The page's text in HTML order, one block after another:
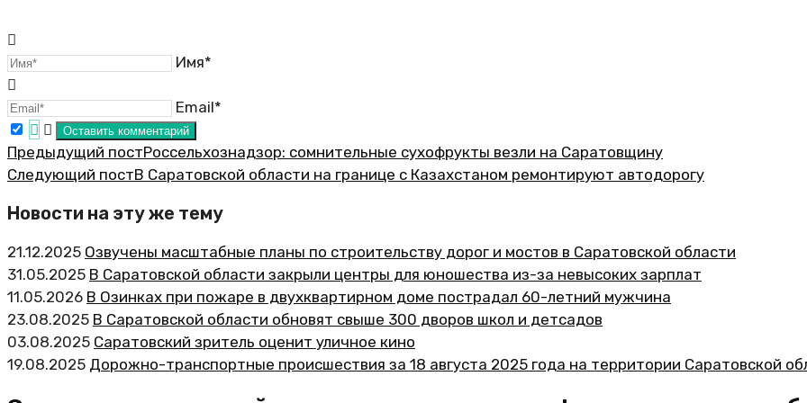
Имя*
Email*
Предыдущий постРоссельхознадзор: сомнительные сухофрукты везли на Саратовщину
Следующий постВ Саратовской области на границе с Казахстаном ремонтируют автодорогу
Новости на эту же тему
21.12.2025 Озвучены масштабные планы по строительству дорог и мостов в Саратовской области
31.05.2025 В Саратовской области закрыли центры для юношества из-за невысоких зарплат
11.05.2026 В Озинках при пожаре в двухквартирном доме пострадал 60-летний мужчина
23.08.2025 В Саратовской области обновят свыше 300 дворов школ и детсадов
03.08.2025 Саратовский зритель оценит уличное кино
19.08.2025 Дорожно-транспортные происшествия за 18 августа 2025 года на территории Саратовской